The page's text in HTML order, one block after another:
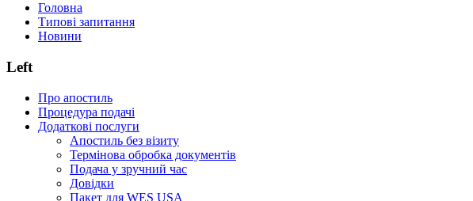
Головна
Типові запитання
Новини
Left
Про апостиль
Процедура подачі
Додаткові послуги
Апостиль без візиту
Термінова обробка документів
Подача у зручний час
Довідки
Пакет для WES USA